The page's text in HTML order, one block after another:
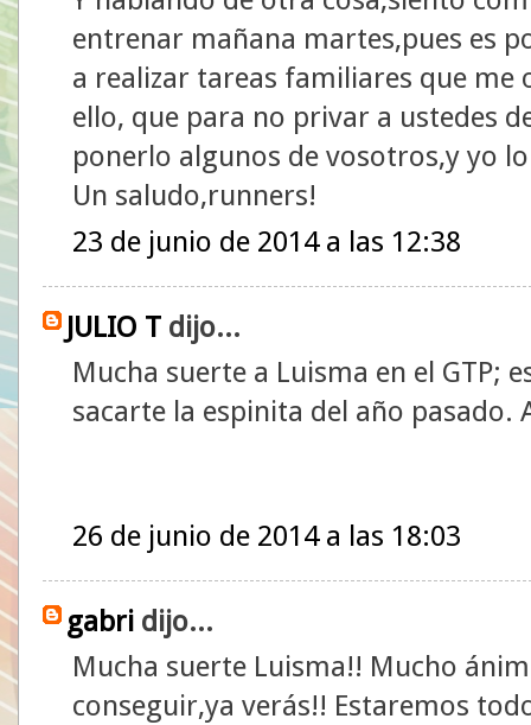
entrenar mañana martes,pues es
a realizar tareas familiares que
ello, que para no privar a ustedes
ponerlo algunos de vosotros,y yo
Un saludo,runners!
23 de junio de 2014 a las 12:38
JULIO T dijo...
Mucha suerte a Luisma en el GTP;
sacarte la espinita del año pasado.
26 de junio de 2014 a las 18:03
gabri dijo...
Mucha suerte Luisma!! Mucho
conseguir,ya verás!! Estaremos